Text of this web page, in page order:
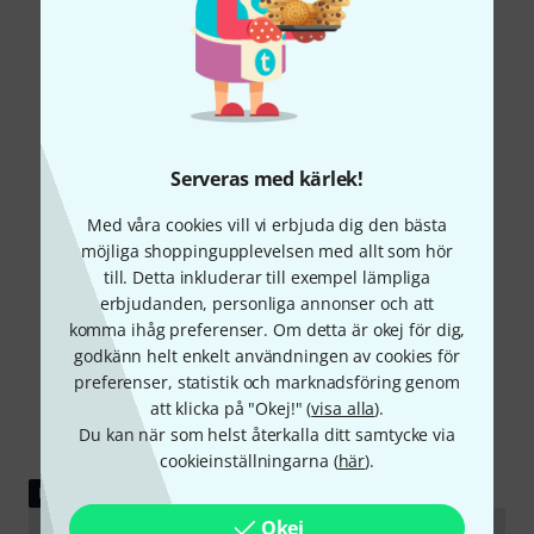
Serveras med kärlek!
Med våra cookies vill vi erbjuda dig den bästa
möjliga shoppingupplevelsen med allt som hör
till. Detta inkluderar till exempel lämpliga
erbjudanden, personliga annonser och att
komma ihåg preferenser. Om detta är okej för dig,
godkänn helt enkelt användningen av cookies för
preferenser, statistik och marknadsföring genom
att klicka på "Okej!" (visa alla).
Du kan när som helst återkalla ditt samtycke via
cookieinställningarna (här).
Okej
Visste du?
Alla Nedladdningar
LADDA NED